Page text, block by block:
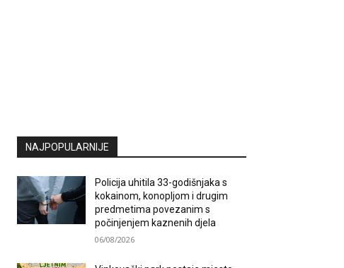
NAJPOPULARNIJE
Policija uhitila 33-godišnjaka s
kokainom, konopljom i drugim
predmetima povezanim s
počinjenjem kaznenih djela
06/08/2026